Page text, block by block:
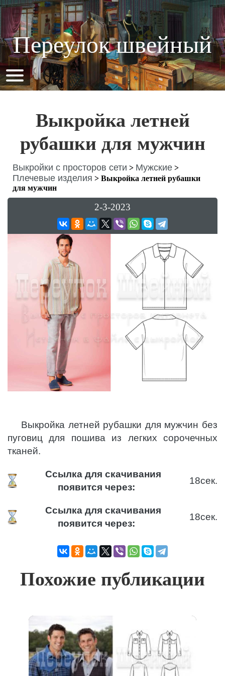
Переулок швейный
Выкройка летней
рубашки для мужчин
Выкройки с просторов сети > Мужские >
Плечевые изделия > Выкройка летней рубашки
для мужчин
2-3-2023
Выкройка летней рубашки для мужчин без
пуговиц для пошива из легких сорочечных
тканей.
Ссылка для скачивания
появится через:
17сек.
Ссылка для скачивания
появится через:
17сек.
Похожие публикации